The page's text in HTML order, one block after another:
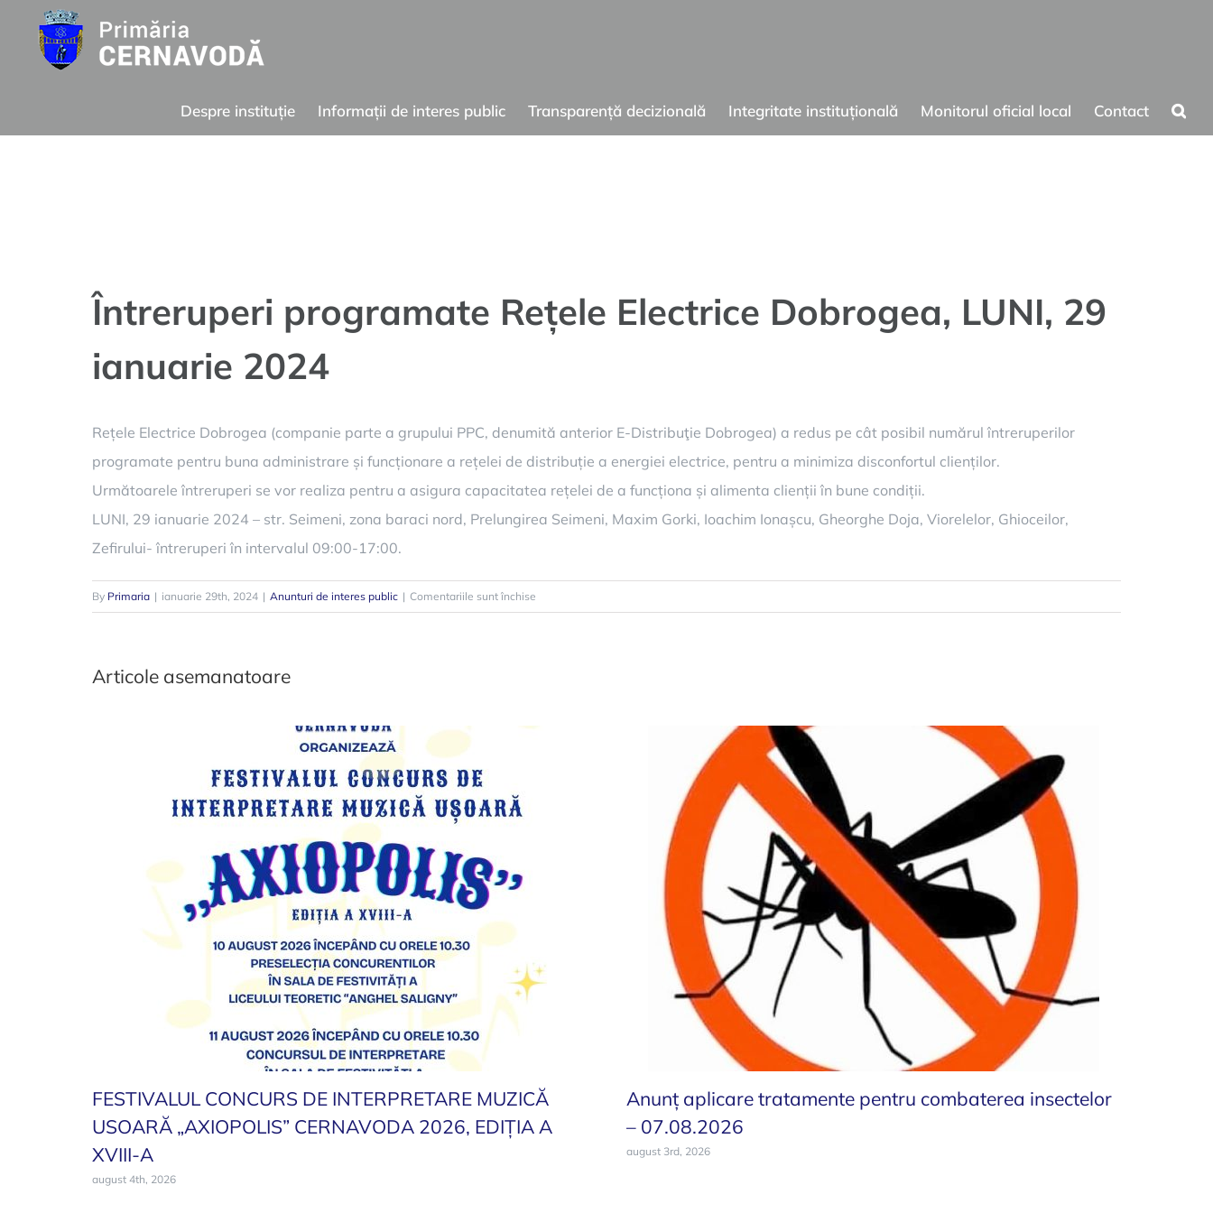
Despre instituție Informații de interes public Transparență decizională Integritate instituțională Monitorul oficial local Contact
Întreruperi programate Rețele Electrice
Întreruperi programate Rețele Electrice Dobrogea, LUNI, 29
ianuarie 2024
Rețele Electrice Dobrogea (companie parte a grupului PPC, denumită anterior E-Distribuţie Dobrogea) a redus pe cât posibil numărul întreruperilor
programate pentru buna administrare și funcționare a rețelei de distribuție a energiei electrice, pentru a minimiza disconfortul clienților.
Următoarele întreruperi se vor realiza pentru a asigura capacitatea rețelei de a funcționa și alimenta clienții în bune condiții.
LUNI, 29 ianuarie 2024 – str. Seimeni, zona baraci nord, Prelungirea Seimeni, Maxim Gorki, Ioachim Ionașcu, Gheorghe Doja, Viorelelor, Ghioceilor,
Zefirului- întreruperi în intervalul 09:00-17:00.
By Primaria | ianuarie 29th, 2024 | Anunturi de interes public | Comentariile sunt închise
Întreruperi
Articole asemanatoare
FESTIVALUL CONCURS DE INTERPRETARE MUZICĂ
USOARĂ „AXIOPOLIS” CERNAVODA 2026, EDIȚIA A
XVIII-A
august 4th, 2026
Anunț aplicare tratamente pentru combaterea insectelor
– 07.08.2026
august 3rd, 2026